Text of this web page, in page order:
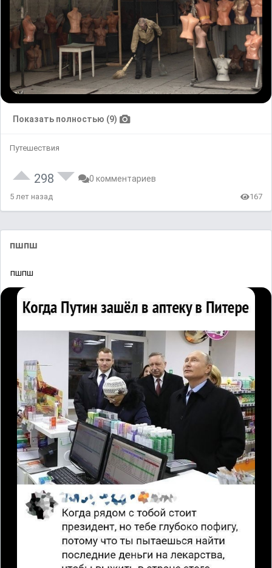
Показать полностью (9)
Путешествия
298 0 комментариев
5 лет назад 167
пшпш
пшпш